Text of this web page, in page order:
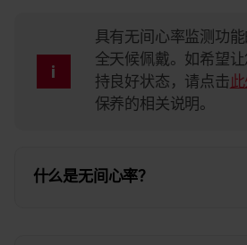
具有无间心率监测功能
全天候佩戴。如希望
持良好状态，请点击
保养的相关说明。
什么是无间心率？